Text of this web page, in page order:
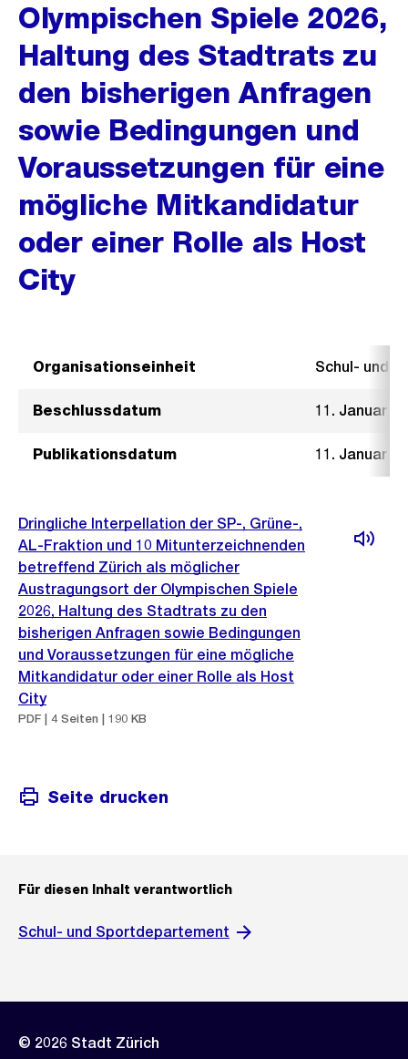
Olympischen Spiele 2026,
Haltung des Stadtrats zu
den bisherigen Anfragen
sowie Bedingungen und
Voraussetzungen für eine
mögliche Mitkandidatur
oder einer Rolle als Host
City
Organisationseinheit Schul- und
Beschlussdatum 11. Januar
Publikationsdatum 11. Januar
Dringliche Interpellation der SP-, Grüne-,
AL-Fraktion und 10 Mitunterzeichnenden
betreffend Zürich als möglicher
Austragungsort der Olympischen Spiele
2026, Haltung des Stadtrats zu den
bisherigen Anfragen sowie Bedingungen
und Voraussetzungen für eine mögliche
Mitkandidatur oder einer Rolle als Host
City
PDF | 4 Seiten | 190 KB
Seite drucken
Für diesen Inhalt verantwortlich
Schul- und Sportdepartement
© 2026 Stadt Zürich